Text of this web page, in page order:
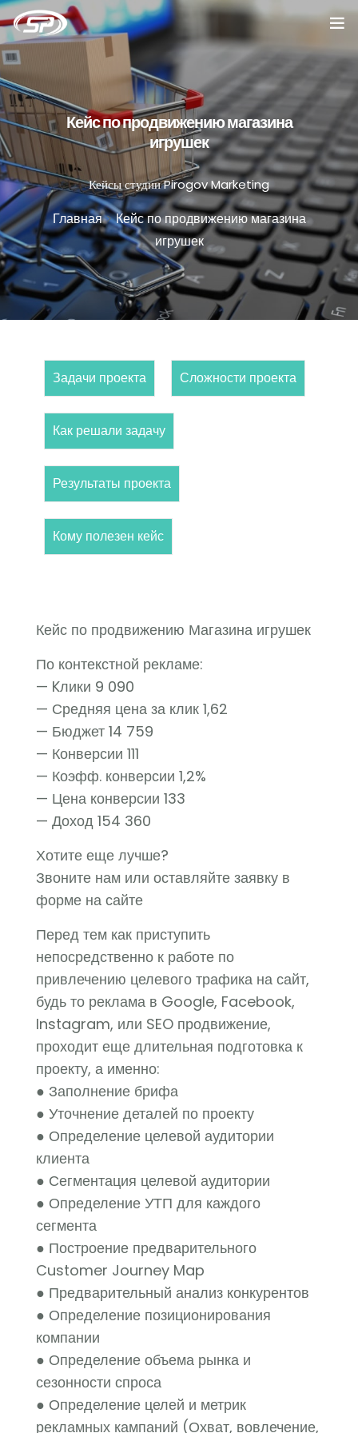
Главная
Услуги
Кейсы
Отзывы
О компании
Блог
Вакансии
Кейс по продвижению магазина
игрушек
Кейсы студии Pirogov Marketing
Главная>Кейс по продвижению магазина
игрушек
Задачи проекта Сложности проекта
Как решали задачу
Результаты проекта
Кому полезен кейс
Кейс по продвижению Магазина игрушек
По контекстной рекламе:
— Kлики 9 090
— Средняя цена за клик 1,62
— Бюджет 14 759
— Конверсии 111
— Коэфф. конверсии 1,2%
— Цена конверсии 133
— Доход 154 360
Хотите еще лучше?
Звоните нам или оставляйте заявку в
форме на сайте
Перед тем как приступить
непосредственно к работе по
привлечению целевого трафика на сайт,
будь то реклама в Google, Facebook,
Instagram, или SEO продвижение,
проходит еще длительная подготовка к
проекту, а именно:
● Заполнение брифа
● Уточнение деталей по проекту
● Определение целевой аудитории
клиента
● Сегментация целевой аудитории
● Определение УТП для каждого
сегмента
● Построение предварительного
Customer Journey Map
● Предварительный анализ конкурентов
● Определение позиционирования
компании
● Определение объема рынка и
сезонности спроса
● Определение целей и метрик
рекламных кампаний (Охват, вовлечение,